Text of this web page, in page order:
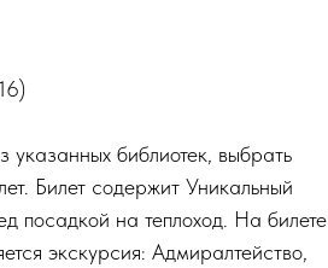
указанных библиотек, выбрать
Билет содержит Уникальный
посадкой на теплоход. На билете
экскурсия: Адмиралтейство,